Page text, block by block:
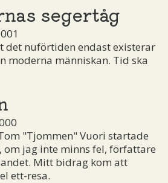
segertåg
det nuförtiden endast existerar
moderna människan. Tid ska
"Tjommen" Vuori startade
om jag inte minns fel, författare
Mitt bidrag kom att
ett-resa.